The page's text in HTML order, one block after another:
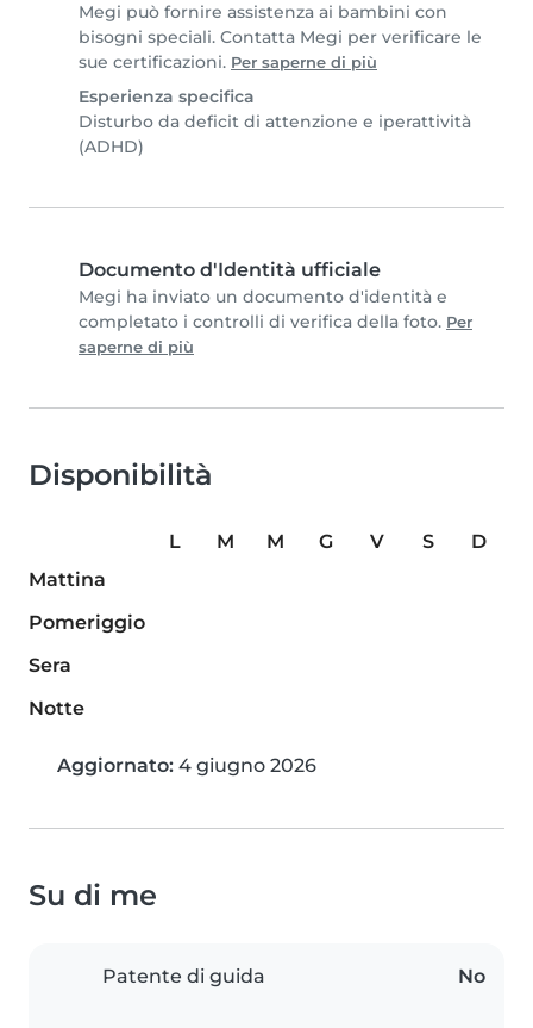
Megi può fornire assistenza ai bambini con
bisogni speciali. Contatta Megi per verificare le
sue certificazioni. Per saperne di più
Esperienza specifica
Disturbo da deficit di attenzione e iperattività
(ADHD)
Documento d'Identità ufficiale
Megi ha inviato un documento d'identità e
completato i controlli di verifica della foto. Per
saperne di più
Disponibilità
L M M G V S
D
Mattina
Pomeriggio
Sera
Notte
Aggiornato: 4 giugno 2026
Su di me
Patente di guida No